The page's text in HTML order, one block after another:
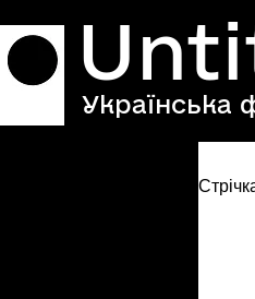
Українська